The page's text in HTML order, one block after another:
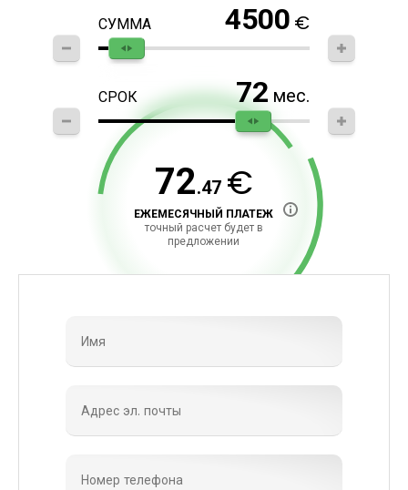
СУММА 4500 €
СРОК 72 мес.
72.47 €
ЕЖЕМЕСЯЧНЫЙ ПЛАТЕЖ
точный расчет будет в
предложении